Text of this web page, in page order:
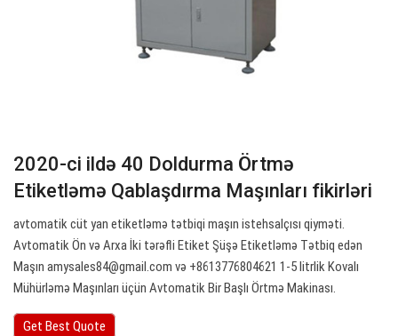
2020-ci ildə 40 Doldurma Örtmə
Etiketləmə Qablaşdırma Maşınları fikirləri
avtomatik cüt yan etiketləmə tətbiqi maşın istehsalçısı qiyməti.
Avtomatik Ön və Arxa İki tərəfli Etiket Şüşə Etiketləmə Tətbiq edən
Maşın amysales84@gmail.com və +8613776804621 1-5 litrlik Kovalı
Mühürləmə Maşınları üçün Avtomatik Bir Başlı Örtmə Makinası.
Get Best Quote